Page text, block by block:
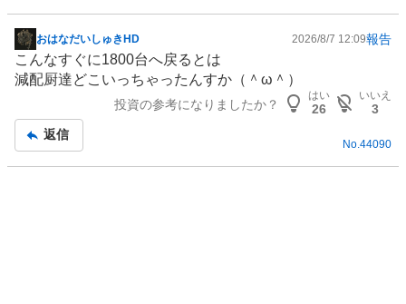
、
売
り
た
、
強
掲
示
板
おはなだいしゅきHD 2026/8/7 12:09報告
こんなすぐに1800台へ戻るとは
減配厨達どこいっちゃったんすか（＾ω＾）
投資の参考になりましたか？
はい
26
いいえ
3
返信
No. 44090